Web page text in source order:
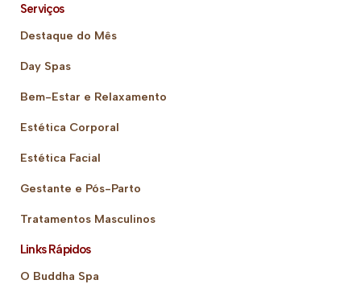
Serviços
Destaque do Mês
Day Spas
Bem-Estar e Relaxamento
Estética Corporal
Estética Facial
Gestante e Pós-Parto
Tratamentos Masculinos
Links Rápidos
O Buddha Spa